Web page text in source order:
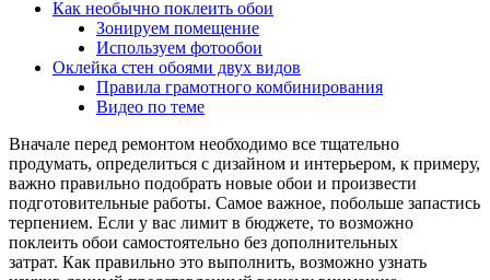
Как необычно поклеить обои
Зонируем помещение
Используем фотообои
Оклейка стен обоями двух видов
Правила грамотного комбинирования
Видео по теме
Вначале перед ремонтом необходимо все тщательно
продумать, определиться с дизайном и интерьером, к примеру,
важно правильно подобрать новые обои и произвести
подготовительные работы. Самое важное, побольше запастись
терпением. Если у вас лимит в бюджете, то возможно
поклеить обои самостоятельно без дополнительных
затрат. Как правильно это выполнить, возможно узнать